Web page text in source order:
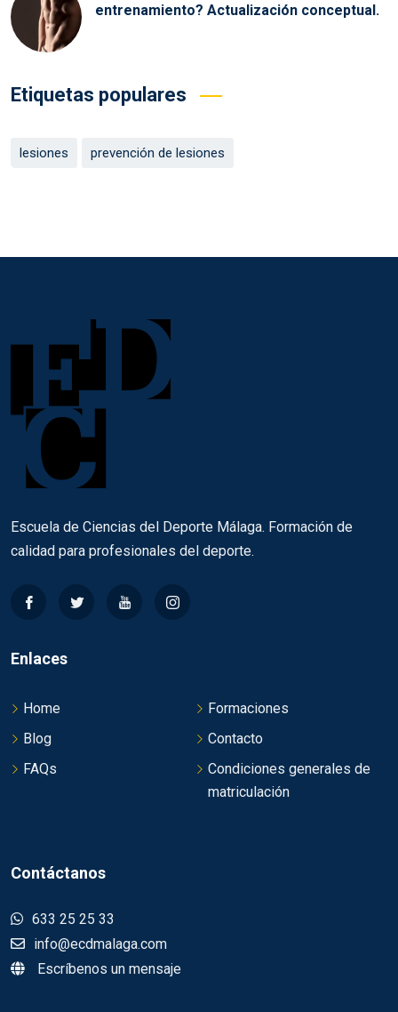
entrenamiento? Actualización conceptual.
Etiquetas populares
lesiones prevención de lesiones
Escuela de Ciencias del Deporte Málaga. Formación de
calidad para profesionales del deporte.
Enlaces
Home
Formaciones
Blog
Contacto
FAQs
Condiciones generales de
matriculación
Contáctanos
633 25 25 33
info@ecdmalaga.com
Escríbenos un mensaje